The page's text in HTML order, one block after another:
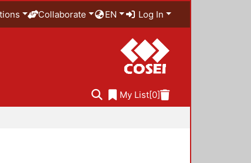
Collaborate EN Log In
My List[0]